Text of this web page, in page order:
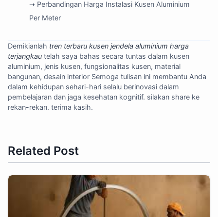
➝ Perbandingan Harga Instalasi Kusen Aluminium
Per Meter
Demikianlah tren terbaru kusen jendela aluminium harga
terjangkau telah saya bahas secara tuntas dalam kusen
aluminium, jenis kusen, fungsionalitas kusen, material
bangunan, desain interior Semoga tulisan ini membantu Anda
dalam kehidupan sehari-hari selalu berinovasi dalam
pembelajaran dan jaga kesehatan kognitif. silakan share ke
rekan-rekan. terima kasih.
Related Post